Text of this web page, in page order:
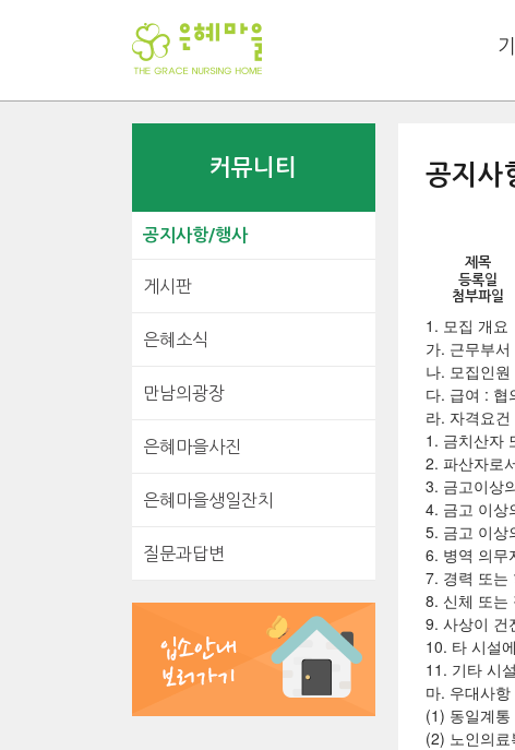
커뮤니티
공지사항/행사
게시판
은혜소식
만남의광장
은혜마을사진
은혜마을생일잔치
질문과답변
공지사
제목
등록일
첨부파일
1. 모집 개요
가. 근무부서
나. 모집인
다. 급여 : 협
라. 자격요
1. 금치산자
2. 파산자로
3. 금고이상
4. 금고 이상
5. 금고 이상
6. 병역 의무
7. 경력 또는
8. 신체 또는
9. 사상이 건
10. 타 시설
11. 기타 시
마. 우대사항
(1) 동일계
(2) 노인의